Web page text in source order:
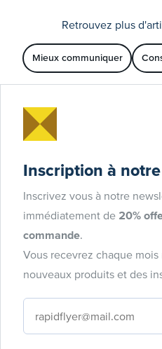
Retrouvez plus
Mieux communiquer
Inscription à
Inscrivez vous à notre
immédiatement de 20%
commande
Vous recevrez chaque
nouveaux produits et des